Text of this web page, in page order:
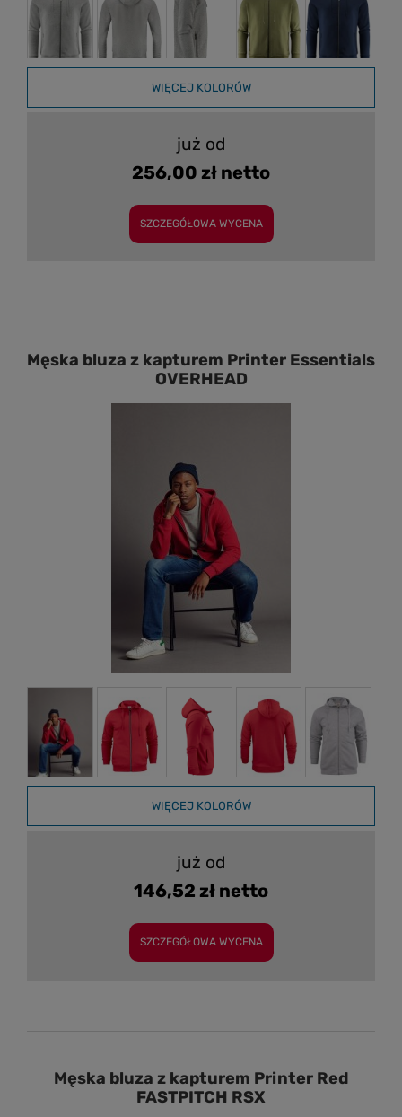
WIĘCEJ KOLORÓW
już od
256,00 zł netto
SZCZEGÓŁOWA WYCENA
Męska bluza z kapturem Printer Essentials
OVERHEAD
WIĘCEJ KOLORÓW
już od
146,52 zł netto
SZCZEGÓŁOWA WYCENA
Męska bluza z kapturem Printer Red
FASTPITCH RSX